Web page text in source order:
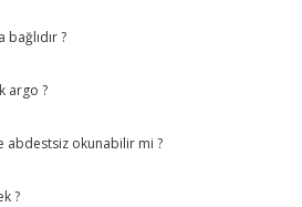
bağlıdır ?
argo ?
abdestsiz okunabilir mi ?
?